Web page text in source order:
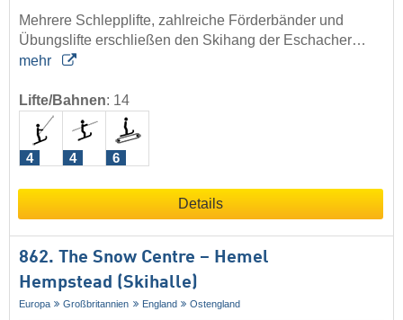
Mehrere Schlepplifte, zahlreiche Förderbänder und
Übungslifte erschließen den Skihang der Eschacher…
mehr
Lifte/Bahnen: 14
4 4 6
Details
862. The Snow Centre – Hemel
Hempstead (Skihalle)
Europa Großbritannien England Ostengland